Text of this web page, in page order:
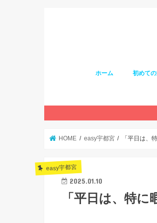
ホーム 初めての
HOME easy宇都宮 「平日は、
easy宇都宮
2025.01.10
「平日は、特に